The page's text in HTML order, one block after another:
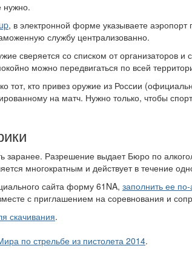
нужно.
, в электронной форме указываете
службу централизованно.
сверяется со списком от организаторов
можно передвигаться по всей
тот, кто привез оружие из России
на матч. Нужно только, чтобы
Разрешение выдает Бюро по
многократным и действует в течение
сайта форму 61NA, заполнить ее по-
с приглашением на соревнования и
скачивания.
по стрельбе из пистолета 2014.